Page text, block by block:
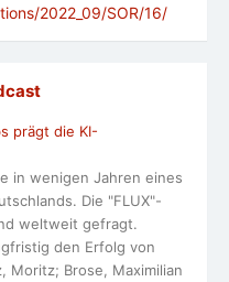
2022_09/SOR/16/
prägt die KI-
in wenigen Jahren eines
Die "FLUX"-
weltweit gefragt.
den Erfolg von
Moritz; Brose, Maximilian